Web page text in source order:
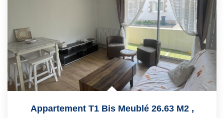
Notre Équipe
Nous Rejoindre
Nos Actualités
CONTACT
Appartement T1 Bis Meublé 26.63 M2 ,